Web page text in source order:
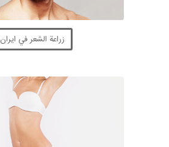
زراعة الشعر في ايران